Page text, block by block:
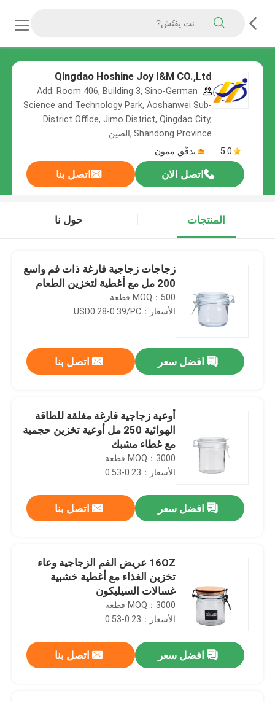
Qingdao Hoshine Joy I&M CO.,Ltd
Add: Room 406, Building 3, Sino-German
Science and Technology Park, Aoshanwei Sub-
District Office, Jimo District, Qingdao City,
Shandong Province.,الصين
5.0
يدقّق ممون
اتصل الان اتصل بنا
المنتجات حول نا
زجاجات زجاجية فارغة ذات فم واسع
200 مل مع أغطية لتخزين الطعام
MOQ：500 قطعة
الأسعار：USD0.28-0.39/PC
افضل سعر اتصل بنا
أوعية زجاجية فارغة مغلقة للطاقة
الهوائية 250 مل أوعية تخزين حجمية
مع غطاء مشبك
MOQ：3000 قطعة
الأسعار：0.23-0.53
افضل سعر اتصل بنا
16OZ عريض الفم الزجاجية وعاء
تخزين الغذاء مع أغطية خشبية
غسالات السيليكون
MOQ：3000 قطعة
الأسعار：0.23-0.53
افضل سعر اتصل بنا